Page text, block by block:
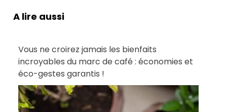
A lire aussi
Vous ne croirez jamais les bienfaits
incroyables du marc de café : économies et
éco-gestes garantis !